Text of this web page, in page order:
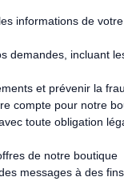
informations de
demandes, incluant
et prévenir la
compte pour notre
toute obligation
de notre boutique
messages à des